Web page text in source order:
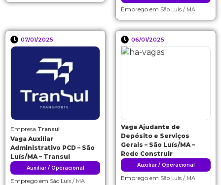
Emprego em São Luís / MA
07/01/2025
Empresa Transul
Vaga Auxiliar
Administrativo PCD – São
Luís/MA – Transul
Auxiliar / Operacional
Emprego em São Luís / MA
06/01/2025
Vaga Ajudante de
Depósito e Serviços
Gerais – São Luís/MA –
Rede Construir
Auxiliar / Operacional
Emprego em São Luís / MA